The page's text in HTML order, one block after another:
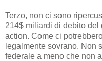
Terzo, non ci sono
214$ miliardi di debito
action. Come ci
legalmente sovrano. Non
federale a meno che non